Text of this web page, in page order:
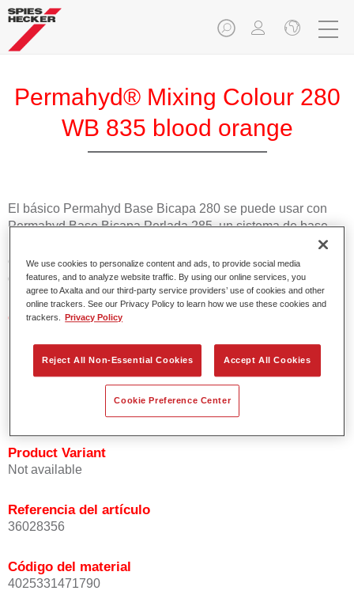
Permahyd® Mixing Colour 280
WB 835 blood orange
El básico Permahyd Base Bicapa 280 se puede usar con
Permahyd Base Bicapa Perlada 285, un sistema de base
bicapa al agua de gran calidad. Se basa en una tecnología
especial de dispersión de poliuretano para colores sólidos y
de efecto.
Características del producto
Elevada precisión del color.
Se puede recubrir con barniz HS de la gama Permasolid.
Product Variant
Not available
Referencia del artículo
36028356
Código del material
4025331471790
We use cookies to personalize content and ads, to provide social media
features, and to analyze website traffic. By using our online services, you
agree to Axalta and our third-party service providers’ use of cookies and other
online trackers. See our Privacy Policy to learn how we use these cookies and
trackers.
Privacy Policy
Reject All Non-Essential Cookies Accept All Cookies
Cookie Preference Center